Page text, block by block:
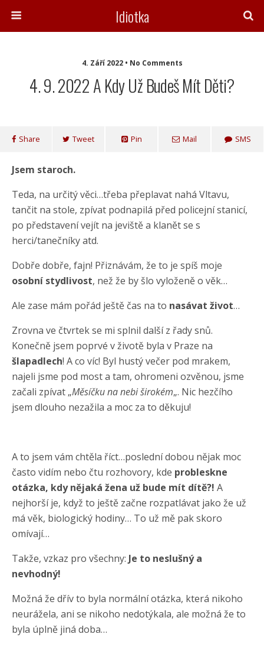
Idiotka
4. Září 2022 • No Comments
4. 9. 2022 A Kdy Už Budeš Mít Děti?
Share Tweet Pin Mail SMS
Jsem staroch.
Teda, na určitý věci…třeba přeplavat nahá Vltavu,
tančit na stole, zpívat podnapilá před policejní stanicí,
po představení vejít na jeviště a klanět se s
herci/tanečníky atd.
Dobře dobře, fajn! Přiznávám, že to je spíš moje
osobní stydlivost, než že by šlo vyloženě o věk…
Ale zase mám pořád ještě čas na to nasávat život…
Zrovna ve čtvrtek se mi splnil další z řady snů.
Konečně jsem poprvé v životě byla v Praze na
šlapadlech! A co víc! Byl hustý večer pod mrakem,
najeli jsme pod most a tam, ohromeni ozvěnou, jsme
začali zpívat „Měsíčku na nebi širokém„. Nic hezčího
jsem dlouho nezažila a moc za to děkuju!
A to jsem vám chtěla říct…poslední dobou nějak moc
často vidím nebo čtu rozhovory, kde probleskne
otázka, kdy nějaká žena už bude mít dítě?! A
nejhorší je, když to ještě začne rozpatlávat jako že už
má věk, biologický hodiny… To už mě pak skoro
omívají…
Takže, vzkaz pro všechny: Je to neslušný a
nevhodný!
Možná že dřív to byla normální otázka, která nikoho
neurážela, ani se nikoho nedotýkala, ale možná že to
byla úplně jiná doba…